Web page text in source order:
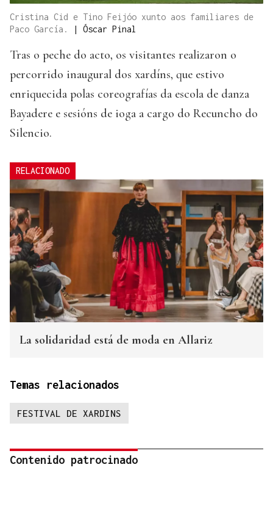
Cristina Cid e Tino Feijóo xunto aos familiares de
Paco García.
| Óscar Pinal
Tras o peche do acto, os visitantes realizaron o
percorrido inaugural dos xardíns, que estivo
enriquecida polas coreografías da escola de danza
Bayadere e sesións de ioga a cargo do Recuncho do
Silencio.
RELACIONADO
La solidaridad está de moda en Allariz
Temas relacionados
FESTIVAL DE XARDINS
Contenido patrocinado